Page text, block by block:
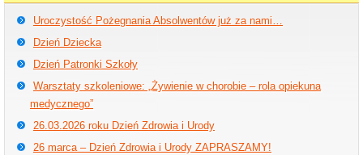
Uroczystość Pożegnania Absolwentów już za nami…
Dzień Dziecka
Dzień Patronki Szkoły
Warsztaty szkoleniowe: „Żywienie w chorobie – rola opiekuna
medycznego”
26.03.2026 roku Dzień Zdrowia i Urody
26 marca – Dzień Zdrowia i Urody ZAPRASZAMY!